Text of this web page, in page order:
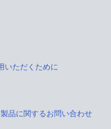
いただくために
品に関するお問い合わせ